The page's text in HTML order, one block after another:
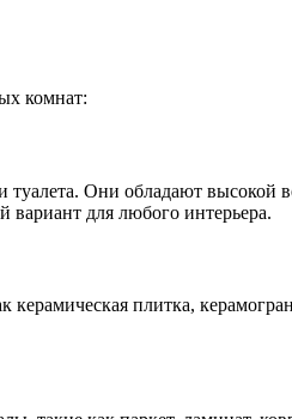
комнат:
Они обладают высокой
вариант для любого интерьера.
керамическая плитка,